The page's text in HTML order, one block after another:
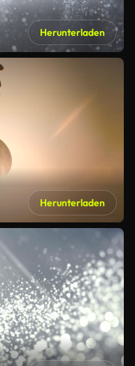
Herunterladen
Herunterladen